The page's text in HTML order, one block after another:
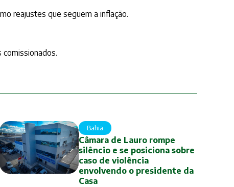
reajustes que seguem a inflação.
Bahia
Câmara de Lauro rompe
silêncio e se posiciona sobre
caso de violência
envolvendo o presidente da
Casa